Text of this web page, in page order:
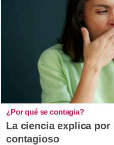
¿Por qué se contagia?
La ciencia explica por
contagioso